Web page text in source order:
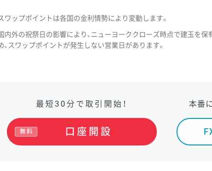
ワップポイントは各国の金利情勢により変動します。
内外の祝祭日の影響により、ニューヨーククローズ時点で建玉を
、スワップポイントが発生しない営業日があります。
最短30分で取引開始！
口座開設
無料
本番